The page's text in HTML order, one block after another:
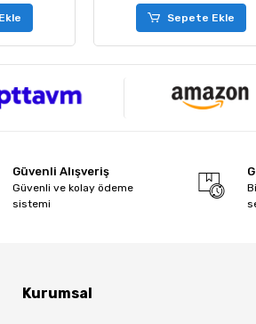
Sepete Ekle
Güvenli Alışveriş
Güvenli ve kolay ödeme
sistemi
Kurumsal